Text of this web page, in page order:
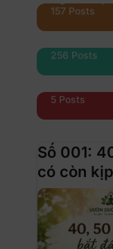
157 Posts
256 Posts
5 Posts
Số 001:
có còn